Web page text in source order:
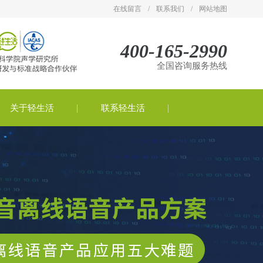
在线留言 / 联系我们 / 网站地图
400-165-2990
全国咨询服务热线
关于轻生活 联系轻生活